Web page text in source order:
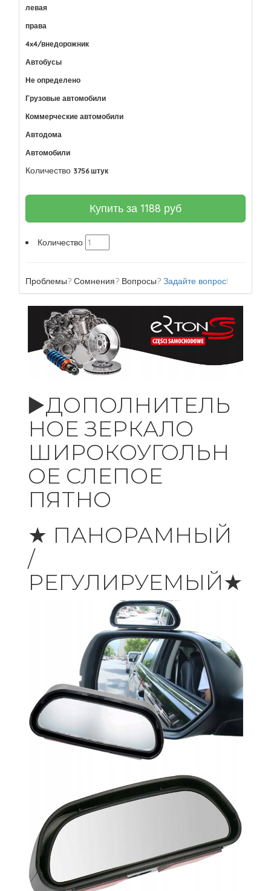
левая
права
4x4/внедорожник
Автобусы
Не определено
Грузовые автомобили
Коммерческие автомобили
Автодома
Автомобили
Количество 3756 штук
Купить за 1188 руб
Количество
Проблемы? Сомнения? Вопросы? Задайте вопрос!
▶️ДОПОЛНИТЕЛЬ
НОЕ ЗЕРКАЛО
ШИРОКОУГОЛЬН
ОЕ СЛЕПОЕ
ПЯТНО
★ ПАНОРАМНЫЙ
/
РЕГУЛИРУЕМЫЙ★